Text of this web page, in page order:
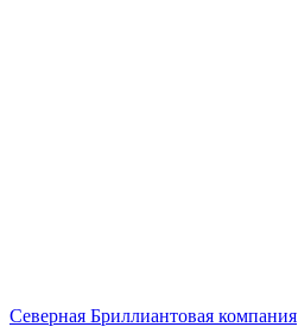
Северная Бриллиантовая компания